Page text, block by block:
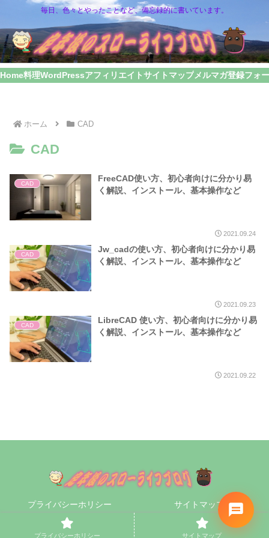
毎日、色々とやったことなど、備忘録的に書いています。
Home料理WordPressアフィリエイトサイトマップメルマガ登録フォ
ホーム CAD
CAD
CAD
FreeCAD使い方、初心者向けに分かり易
く解説、インストール、基本操作など
2021.09.24
CAD
Jw_cadの使い方、初心者向けに分かり易
く解説、インストール、基本操作など
2021.09.23
CAD
LibreCAD 使い方、初心者向けに分かり易
く解説、インストール、基本操作など
2021.09.22
プライバシーホリシー サイトマップ
© 2020 定年後のスローライフブログ.
プライバシーホリシー サイトマップ